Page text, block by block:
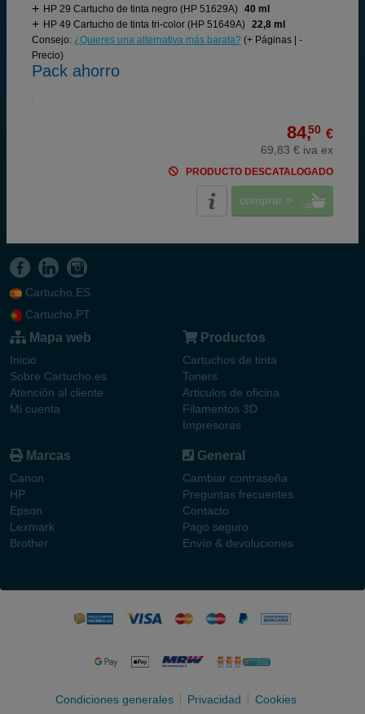
HP 29 Cartucho de tinta negro (HP 51629A) 40 ml
HP 49 Cartucho de tinta tri-color (HP 51649A) 22,8 ml
Consejo: ¿Quieres una alternativa más barata? (+ Páginas | -
Precio)
Pack ahorro
84,50 €
69,83 € iva ex
PRODUCTO DESCATALOGADO
comprar >
Cartucho.ES
Cartucho.PT
Mapa web
Inicio
Sobre Cartucho.es
Atención al cliente
Mi cuenta
Productos
Cartuchos de tinta
Toners
Articulos de oficina
Filamentos 3D
Impresoras
Marcas
Canon
HP
Epson
Lexmark
Brother
General
Cambiar contraseña
Preguntas frecuentes
Contacto
Pago seguro
Envío & devoluciones
Condiciones generales Privacidad Cookies